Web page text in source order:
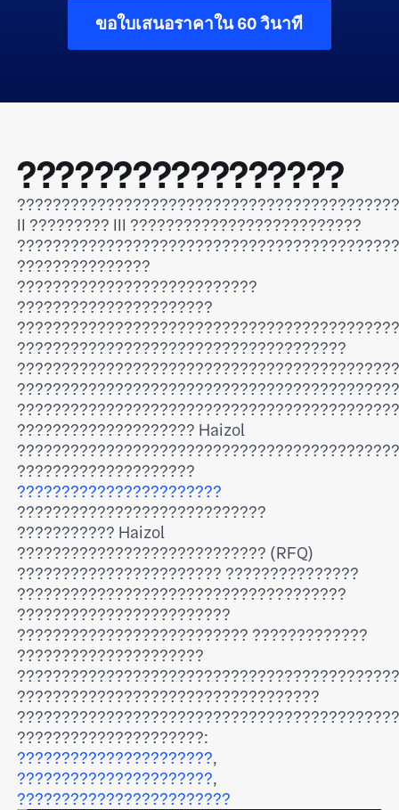
ขอใบเสนอราคาใน 60 วินาที
?????????????????
II ????????? III ??????????????????????????
???????????????
???????????????????????????
??????????????????????
?????????????????????????????????????
???????????????????? Haizol
????????????????????
???????????????????????
????????????????????????????
??????????? Haizol
???????????????????????????? (RFQ)
??????????????????????? ???????????????
?????????????????????????????????????
????????????????????????
?????????????????????????? ?????????????
?????????????????????
??????????????????????????????????
?????????????????????:
??????????????????????,
??????????????????????,
????????????????????????